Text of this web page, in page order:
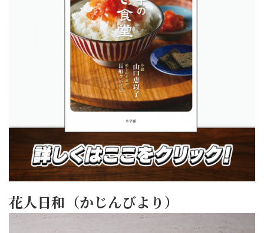
花人日和（かじんびより）